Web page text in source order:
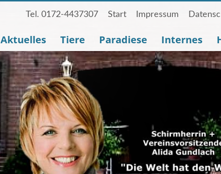
Tel. 0172-4437307 Start Impressum
Aktuelles Tiere Paradiese Internes